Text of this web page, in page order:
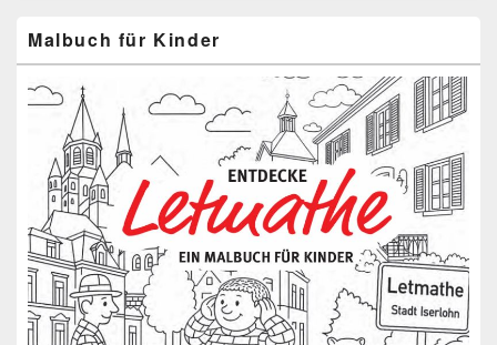
Malbuch für Kinder